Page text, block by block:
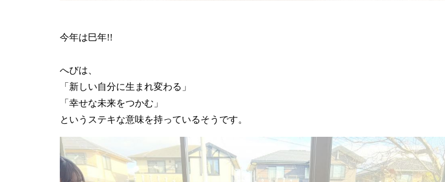
今年は巳年!!
へびは、
「新しい自分に生まれ変わる」
「幸せな未来をつかむ」
というステキな意味を持っているそうです。